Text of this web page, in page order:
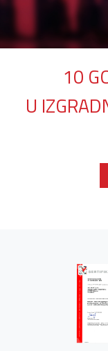
10
U